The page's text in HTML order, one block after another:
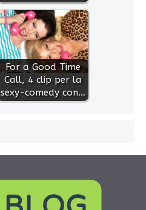
For a Good Time
Call, 4 clip per la
sexy-comedy con…